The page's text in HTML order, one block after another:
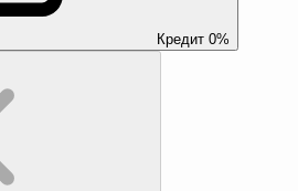
Кредит 0%